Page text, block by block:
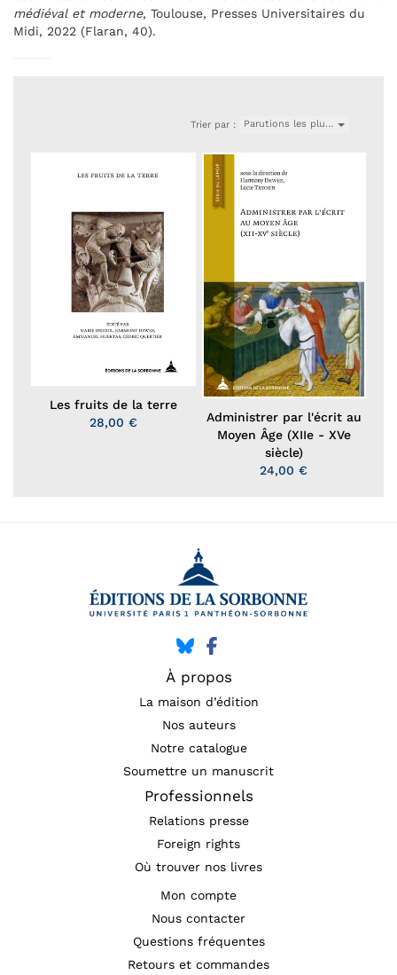
médiéval et moderne, Toulouse, Presses Universitaires du
Midi, 2022 (Flaran, 40).
Trier par : Parutions les plu…
Les fruits de la terre
28,00 €
Administrer par l'écrit au
Moyen Âge (XIIe - XVe
siècle)
24,00 €
À propos
La maison d’édition
Nos auteurs
Notre catalogue
Soumettre un manuscrit
Professionnels
Relations presse
Foreign rights
Où trouver nos livres
Mon compte
Nous contacter
Questions fréquentes
Retours et commandes